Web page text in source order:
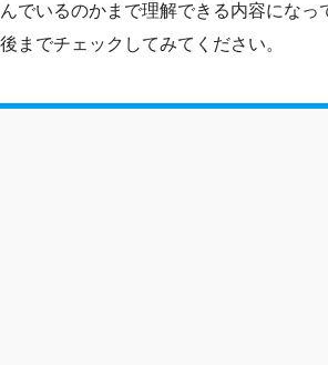
んでいるのかまで理解できる内容になっ
後までチェックしてみてください。